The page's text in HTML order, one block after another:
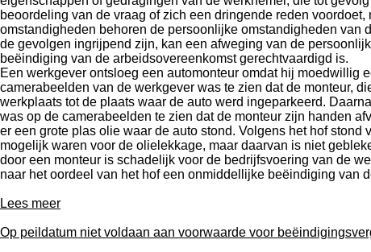
beoordeling van de vraag of zich een dringende reden
omstandigheden behoren de persoonlijke omstandigheden van
de gevolgen ingrijpend zijn, kan een afweging van de
beëindiging van de arbeidsovereenkomst gerechtvaardigd is.
Een werkgever ontsloeg een automonteur omdat hij moedwillig
camerabeelden van de werkgever was te zien dat de monteur,
werkplaats tot de plaats waar de auto werd ingeparkeerd.
was op de camerabeelden te zien dat de monteur zijn handen
er een grote plas olie waar de auto stond. Volgens het hof
mogelijk waren voor de olielekkage, maar daarvan is niet
door een monteur is schadelijk voor de bedrijfsvoering van de
naar het oordeel van het hof een onmiddellijke beëindiging van
Lees meer
Op peildatum niet voldaan aan voorwaarde voor